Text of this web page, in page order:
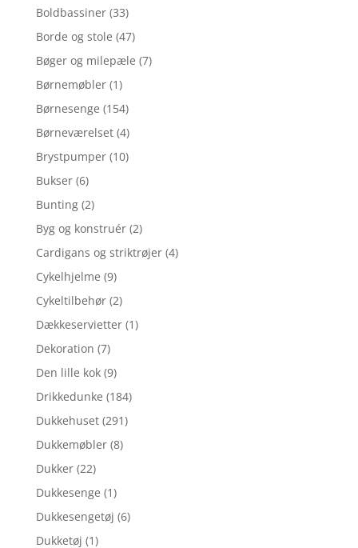
Boldbassiner (33)
Borde og stole (47)
Bøger og milepæle (7)
Børnemøbler (1)
Børnesenge (154)
Børneværelset (4)
Brystpumper (10)
Bukser (6)
Bunting (2)
Byg og konstruér (2)
Cardigans og striktrøjer (4)
Cykelhjelme (9)
Cykeltilbehør (2)
Dækkeservietter (1)
Dekoration (7)
Den lille kok (9)
Drikkedunke (184)
Dukkehuset (291)
Dukkemøbler (8)
Dukker (22)
Dukkesenge (1)
Dukkesengetøj (6)
Dukketøj (1)